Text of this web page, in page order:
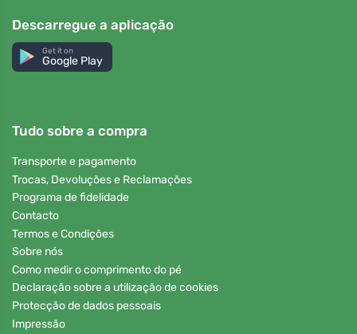
Descarregue a aplicação
Get it on
Google Play
Tudo sobre a compra
Transporte e pagamento
Trocas, Devoluções e Reclamações
Programa de fidelidade
Contacto
Termos e Condições
Sobre nós
Como medir o comprimento do pé
Declaração sobre a utilização de cookies
Protecção de dados pessoais
Impressão